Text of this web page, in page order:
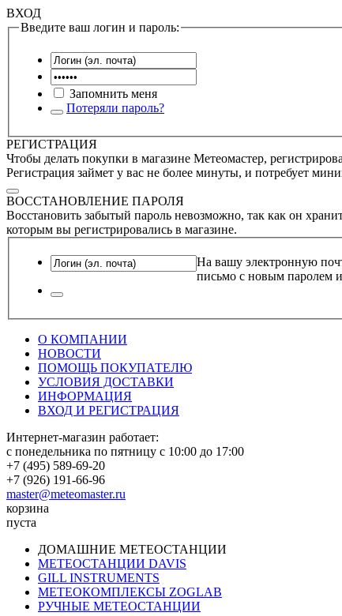
ВХОД
Введите ваш логин и пароль:
Запомнить меня
Потеряли пароль?
РЕГИСТРАЦИЯ
Чтобы делать покупки в магазине Метеомастер,
Регистрация займет у вас не более минуты, и потребует
ВОССТАНОВЛЕНИЕ ПАРОЛЯ
Восстановить забытый пароль невозможно, так как он
которым вы регистрировались в магазине.
На вашу электронную
письмо с новым паролем
О КОМПАНИИ
НОВОСТИ
ПОМОЩЬ ПОКУПАТЕЛЮ
УСЛОВИЯ ДОСТАВКИ
ИНФОРМАЦИЯ
ВХОД И РЕГИСТРАЦИЯ
Интернет-магазин работает:
с понедельника по пятницу с 10:00 до 17:00
+7 (495) 589-69-20
+7 (926) 191-66-96
master@meteomaster.ru
корзина
пуста
ДОМАШНИЕ МЕТЕОСТАНЦИИ
МЕТЕОСТАНЦИИ DAVIS
GILL INSTRUMENTS
МЕТЕОКОМПЛЕКСЫ ZOGLAB
РУЧНЫЕ МЕТЕОСТАНЦИИ